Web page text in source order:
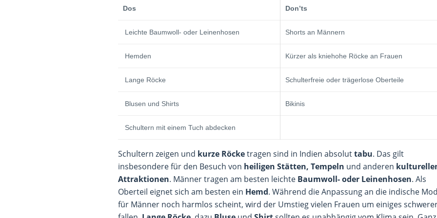
Dos Don’ts
Leichte Baumwoll- oder Leinenhosen Shorts an Männern
Hemden Kürzer als kniehohe Röcke an Frauen
Lange Röcke Schulterfreie oder trägerlose Oberteile
Blusen und Shirts Bikinis
Schultern mit einem Tuch abdecken
Schultern zeigen und kurze Röcketragen sind in Indien absoluttabu. Das gilt
insbesondere für den Besuch von heiligen Stätten, Tempeln und anderen
Attraktionen. Männer tragen am besten leichte Baumwoll- oder Leinenhosen. Als
Oberteil eignet sich am besten ein Hemd. Während die Anpassung an die indische
für Männer noch harmlos scheint, wird der Umstieg vielen Frauen um einiges